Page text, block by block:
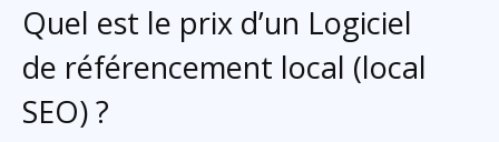
Quel est le prix d’un Logiciel
de référencement local (local
SEO) ?